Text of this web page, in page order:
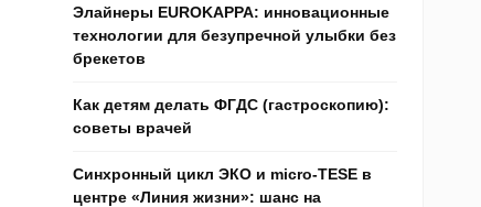
Элайнеры EUROKAPPA: инновационные
технологии для безупречной улыбки без
брекетов
Как детям делать ФГДС (гастроскопию):
советы врачей
Синхронный цикл ЭКО и micro-TESE в
центре «Линия жизни»: шанс на